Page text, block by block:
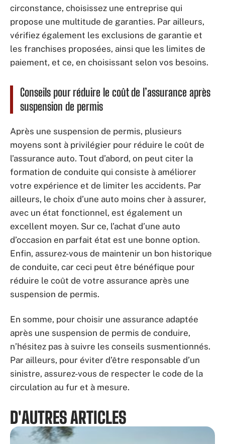
circonstance, choisissez une entreprise qui
propose une multitude de garanties. Par ailleurs,
vérifiez également les exclusions de garantie et
les franchises proposées, ainsi que les limites de
paiement, et ce, en choisissant selon vos besoins.
Conseils pour réduire le coût de l’assurance après
suspension de permis
Après une suspension de permis, plusieurs
moyens sont à privilégier pour réduire le coût de
l’assurance auto. Tout d’abord, on peut citer la
formation de conduite qui consiste à améliorer
votre expérience et de limiter les accidents. Par
ailleurs, le choix d’une auto moins cher à assurer,
avec un état fonctionnel, est également un
excellent moyen. Sur ce, l’achat d’une auto
d’occasion en parfait état est une bonne option.
Enfin, assurez-vous de maintenir un bon historique
de conduite, car ceci peut être bénéfique pour
réduire le coût de votre assurance après une
suspension de permis.
En somme, pour choisir une assurance adaptée
après une suspension de permis de conduire,
n’hésitez pas à suivre les conseils susmentionnés.
Par ailleurs, pour éviter d’être responsable d’un
sinistre, assurez-vous de respecter le code de la
circulation au fur et à mesure.
D'AUTRES ARTICLES